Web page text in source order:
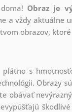
Obraz je
a vždy aktuálne
obrazov,
plátno s
Obrazy
obávať